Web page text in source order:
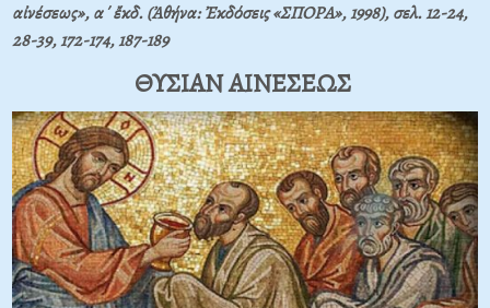
αἰνέσεως», α΄ ἔκδ. (Ἀθήνα: Ἐκδόσεις «ΣΠΟΡΑ», 1998), σελ. 12-24,
28-39, 172-174, 187-189
ΘΥΣΙΑΝ ΑΙΝΕΣΕΩΣ